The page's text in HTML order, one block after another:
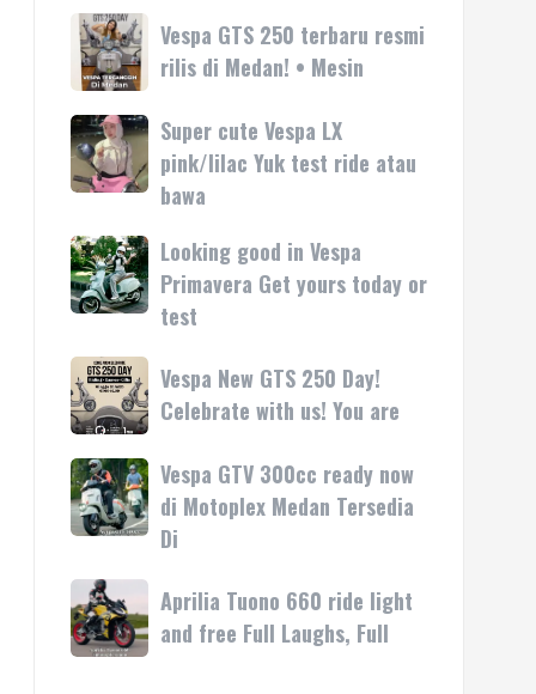
dengan
teknologi
dan
Medan
GTS
250
Terima
kasih
Vespa
GTS
250
terbaru
resmi
rilis
di
•
Mesin
Vespa GTS 250 terbaru resmi
rilis di Medan! • Mesin
Super
cute
Vespa
pink/lilac
Yuk
test
atau
bawa
Super cute Vespa LX
pink/lilac Yuk test ride atau
bawa
Looking
good
in
Primavera
Get
yours
or
test
Looking good in Vespa
Primavera Get yours today or
test
Vespa
New
GTS
250
Day!
Celebrate
with
You
are
Vespa New GTS 250 Day!
Celebrate with us! You are
Vespa
GTV
300cc
now
di
Motoplex
Vespa GTV 300cc ready now
di Motoplex Medan Tersedia
Di
Aprilia
Tuono
660
Aprilia Tuono 660 ride light
and free Full Laughs, Full